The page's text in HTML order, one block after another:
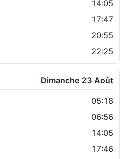
14:05
17:47
20:55
22:25
Dimanche 23 Août
05:18
06:56
14:05
17:46